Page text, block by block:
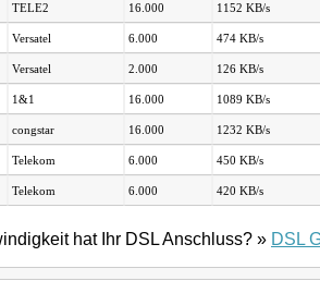
TELE2 16.000 1152 KB/s
Versatel 6.000 474 KB/s
Versatel 2.000 126 KB/s
1&1 16.000 1089 KB/s
congstar 16.000 1232 KB/s
Telekom 6.000 450 KB/s
Telekom 6.000 420 KB/s
hat Ihr DSL Anschluss? » DSL